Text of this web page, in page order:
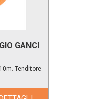
GANCI
Tenditore